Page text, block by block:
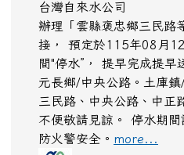
台灣自來水公司
辦理「雲縣褒忠鄉三民路
接， 預定於115年08月
間"停水”， 提早完成提
元長鄉/中央公路。土庫
三民路、中央公路、中正
不便敬請見諒。 停水期
防火警安全。 more...